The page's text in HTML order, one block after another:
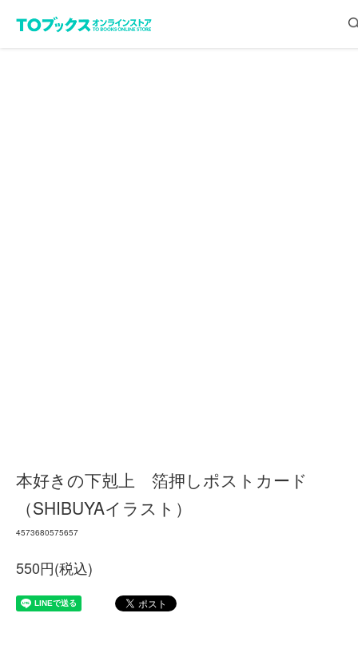
本好きの下剋上 箔押しポストカード
（SHIBUYAイラスト）
4573680575657
550円(税込)